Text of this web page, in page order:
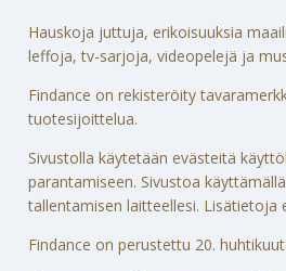
Hauskoja juttuja, erikoisuuksia
leffoja, tv-sarjoja, videopelejä ja
Findance on rekisteröity
tuotesijoittelua.
Sivustolla käytetään evästeitä
parantamiseen. Sivustoa
tallentamisen laitteellesi. Lisätietoja
Findance on perustettu 20.